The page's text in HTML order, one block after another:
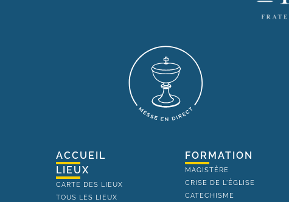
ACCUEIL
LIEUX
CARTE DES LIEUX
TOUS LES LIEUX
FORMATION
MAGISTÈRE
CRISE DE L'ÉGLISE
CATECHISME